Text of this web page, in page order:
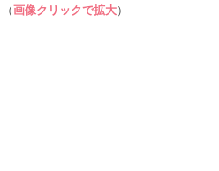
（画像クリックで拡大）